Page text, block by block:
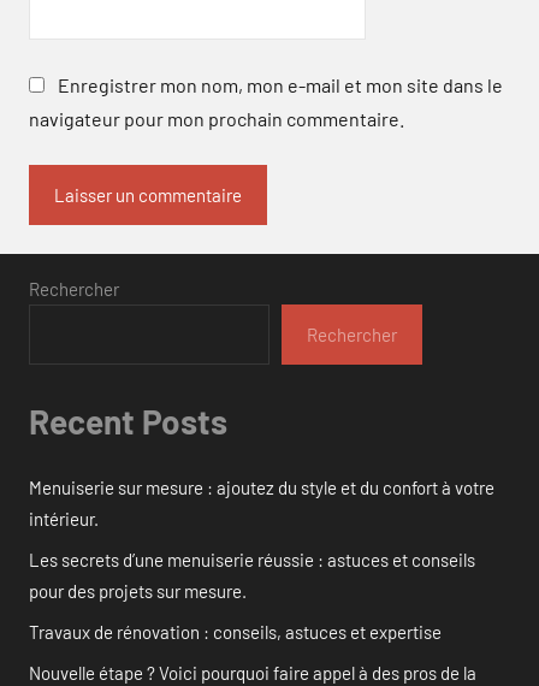
Enregistrer mon nom, mon e-mail et mon site dans le
navigateur pour mon prochain commentaire.
Rechercher
Rechercher
Recent Posts
Menuiserie sur mesure : ajoutez du style et du confort à votre
intérieur.
Les secrets d’une menuiserie réussie : astuces et conseils
pour des projets sur mesure.
Travaux de rénovation : conseils, astuces et expertise
Nouvelle étape ? Voici pourquoi faire appel à des pros de la